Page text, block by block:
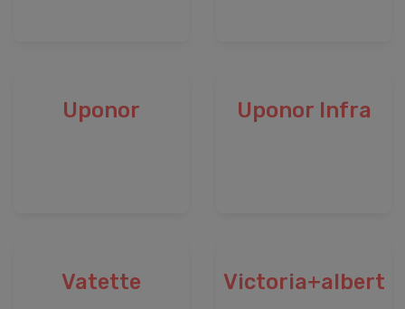
Uponor Uponor Infra
Vatette Victoria+albert